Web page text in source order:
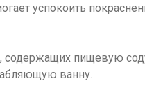
успокоить
содержащих пищевую
ванну.